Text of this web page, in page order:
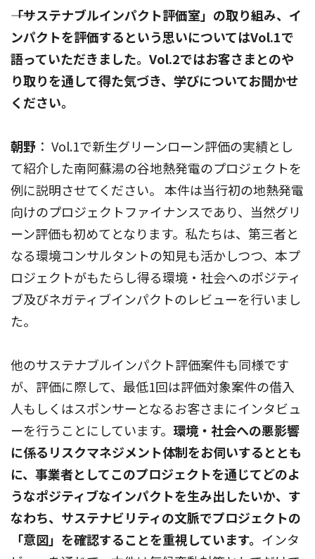
――「サステナブルインパクト評価室」の取り組み、イ
ンパクトを評価するという思いについてはVol.1で
語っていただきました。Vol.2ではお客さまとのや
り取りを通して得た気づき、学びについてお聞かせ
ください。
朝野 ： Vol.1で新生グリーンローン評価の実績とし
て紹介した南阿蘇湯の谷地熱発電のプロジェクトを
例に説明させてください。 本件は当行初の地熱発電
向けのプロジェクトファイナンスであり、当然グリ
ーン評価も初めてとなります。私たちは、第三者と
なる環境コンサルタントの知見も活かしつつ、本プ
ロジェクトがもたらし得る環境・社会へのポジティ
ブ及びネガティブインパクトのレビューを行いまし
た。
他のサステナブルインパクト評価案件も同様です
が、評価に際して、最低1回は評価対象案件の借入
人もしくはスポンサーとなるお客さまにインタビュ
ーを行うことにしています。 環境・社会への悪影響
に係るリスクマネジメント体制をお伺いするととも
に、事業者としてこのプロジェクトを通じてどのよ
うなポジティブなインパクトを生み出したいか、す
なわち、サステナビリティの文脈でプロジェクトの
「意図」を確認することを重視しています。 インタ